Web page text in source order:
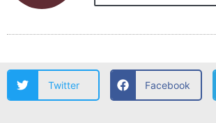
Twitter Facebook